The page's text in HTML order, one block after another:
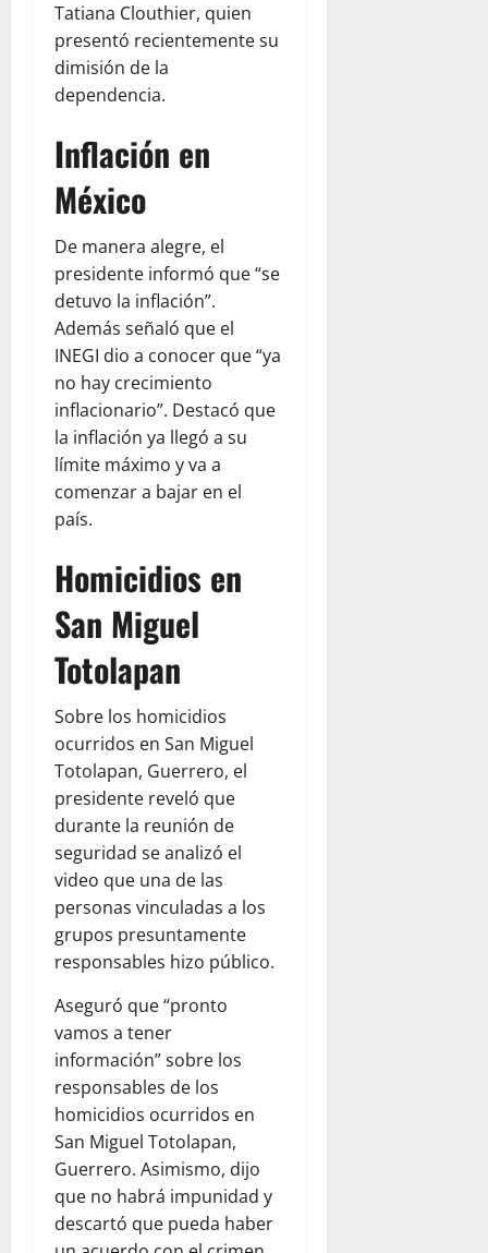
Tatiana Clouthier, quien
presentó recientemente su
dimisión de la
dependencia.
Inflación en
México
De manera alegre, el
presidente informó que “se
detuvo la inflación”.
Además señaló que el
INEGI dio a conocer que “ya
no hay crecimiento
inflacionario”. Destacó que
la inflación ya llegó a su
límite máximo y va a
comenzar a bajar en el
país.
Homicidios en
San Miguel
Totolapan
Sobre los homicidios
ocurridos en San Miguel
Totolapan, Guerrero, el
presidente reveló que
durante la reunión de
seguridad se analizó el
video que una de las
personas vinculadas a los
grupos presuntamente
responsables hizo público.
Aseguró que “pronto
vamos a tener
información” sobre los
responsables de los
homicidios ocurridos en
San Miguel Totolapan,
Guerrero. Asimismo, dijo
que no habrá impunidad y
descartó que pueda haber